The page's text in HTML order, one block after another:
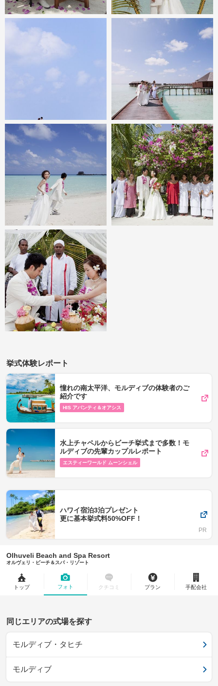
挙式体験レポート
憧れの南太平洋、モルディブの体験者のご
紹介です
HIS アバンティ＆オアシス
水上チャペルからビーチ挙式まで多数！モ
ルディブの先輩カップルレポート
エスティーワールド ムーンシェル
ハワイ宿泊3泊プレゼント
更に基本挙式料50%OFF！
Olhuveli Beach and Spa Resort
オルヴェリ・ビーチ＆スパ・リゾート
トップ フォト クチコミ プラン 手配会社
同じエリアの式場を探す
モルディブ・タヒチ
モルディブ